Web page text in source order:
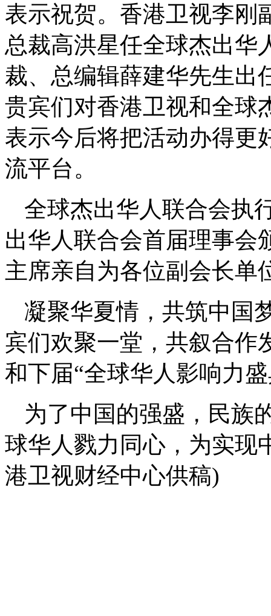
表示祝贺。香港卫视李刚
总裁高洪星任全球杰出华
裁、总编辑薛建华先生出
贵宾们对香港卫视和全球
表示今后将把活动办得更
流平台。
全球杰出华人联合会执
出华人联合会首届理事会
主席亲自为各位副会长单
凝聚华夏情，共筑中国
宾们欢聚一堂，共叙合作
和下届“全球华人影响力
为了中国的强盛，民族
球华人戮力同心，为实现
港卫视财经中心供稿)